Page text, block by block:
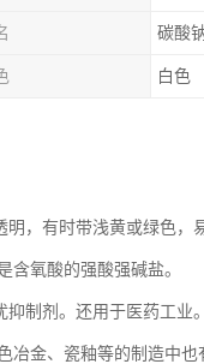
碳酸
白色
，有时带浅黄或绿色，
含氧酸的强酸强碱盐。
制剂。还用于医药工业。
冶金、瓷釉等的制造中